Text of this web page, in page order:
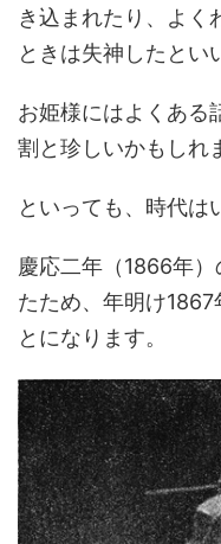
き込まれたり、よく
ときは失神したとい
お姫様にはよくある
割と珍しいかもしれ
といっても、時代は
慶応二年（1866年
たため、年明け1867
とになります。